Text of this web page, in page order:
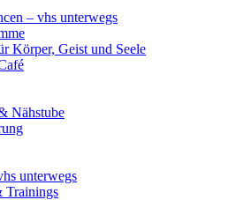
– vhs unterwegs
Körper, Geist und Seele
Nähstube
unterwegs
Trainings